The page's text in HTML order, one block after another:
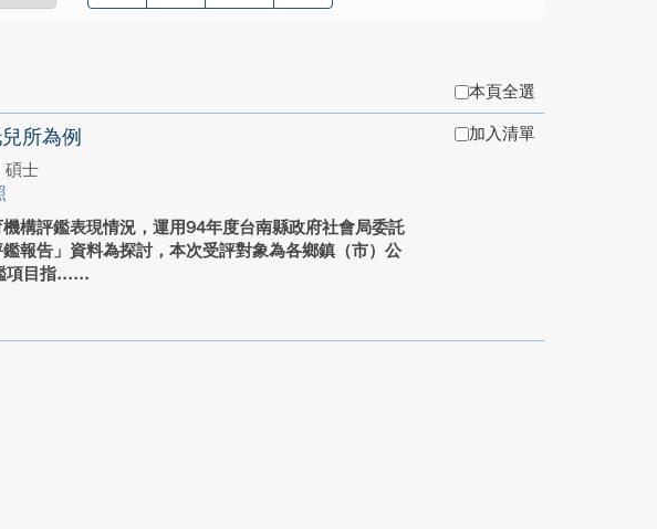
本頁全選
所為例
士
構評鑑表現情況，運用94年度台南縣政府社會局委託
報告」資料為探討，本次受評對象為各鄉鎮（市）公
項目指...
加入清單